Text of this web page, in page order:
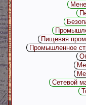
Пищевая
Промышленное
Сетевой